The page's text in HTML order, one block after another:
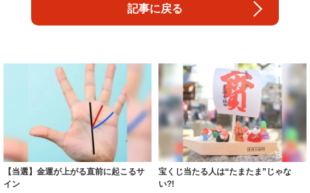
記事に戻る
【当選】金運が上がる直前に起こるサ
イン
宝くじ当たる人は“たまたま”じゃな
い?!